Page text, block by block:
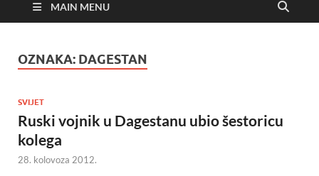
MAIN MENU
OZNAKA: DAGESTAN
SVIJET
Ruski vojnik u Dagestanu ubio šestoricu
kolega
28. kolovoza 2012.